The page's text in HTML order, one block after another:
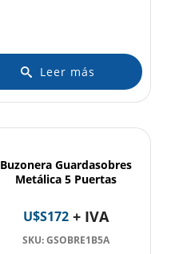
Leer más
Buzonera Guardasobres
Metálica 5 Puertas
U$S172 + IVA
SKU: GSOBRE1B5A